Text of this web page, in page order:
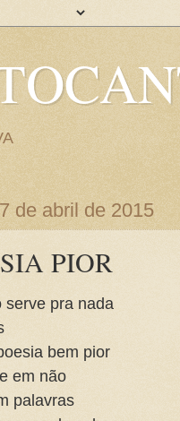
de abril de 2015
PIOR
serve pra nada
bem pior
em não
palavras